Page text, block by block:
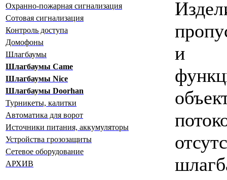
Охранно-пожарная сигнализация
Сотовая сигнализация
Контроль доступа
Домофоны
Шлагбаумы
Шлагбаумы Сame
Шлагбаумы Nice
Шлагбаумы Doorhan
Турникеты, калитки
Автоматика для ворот
Источники питания, аккумуляторы
Устройства грозозащиты
Сетевое оборудование
АРХИВ
и